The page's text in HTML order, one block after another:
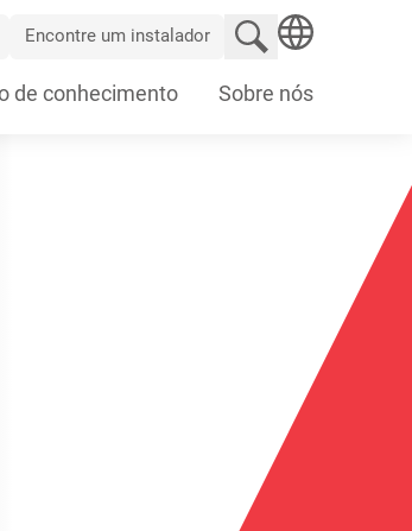
Encontre um instalador
Pesquisar no site
de conhecimento Sobre nós